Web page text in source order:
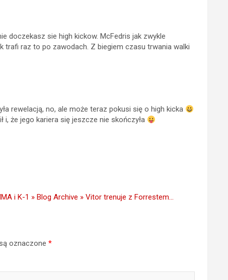
doczekasz sie high kickow. McFedris jak zwykle
trafi raz to po zawodach. Z biegiem czasu trwania walki
rewelacją, no, ale może teraz pokusi się o high kicka
i, że jego kariera się jeszcze nie skończyła
i K-1 » Blog Archive » Vitor trenuje z Forrestem…
oznaczone *